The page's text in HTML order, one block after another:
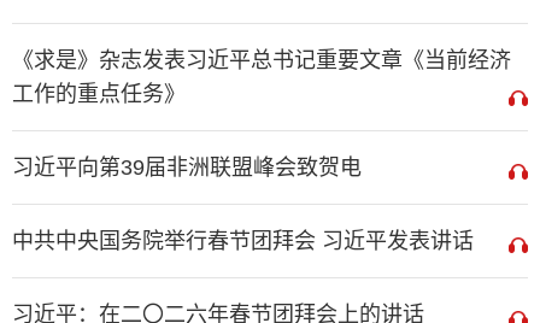
《求是》杂志发表习近平总书记重要文章《当前经济
工作的重点任务》
习近平向第39届非洲联盟峰会致贺电
中共中央国务院举行春节团拜会 习近平发表讲话
习近平：在二〇二六年春节团拜会上的讲话